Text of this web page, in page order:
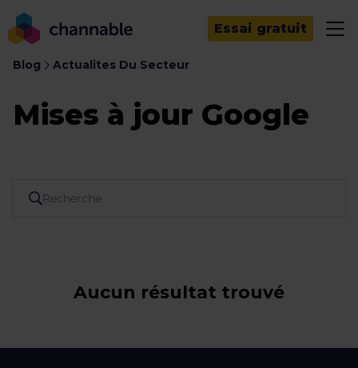
Essai gratuit
Blog Actualites Du Secteur
Mises à jour Google
Aucun résultat trouvé